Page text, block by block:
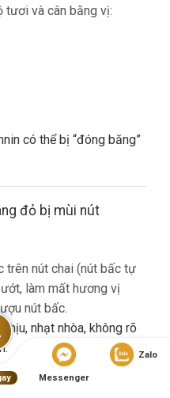
tươi và cân bằng vị:
có thể bị “đóng băng”
đỏ bị mùi nút
trên nút chai (nút bấc tự
làm mất hương vị
nút bấc.
nhạt nhòa, không rõ
cửa hàng đổi trả (nếu có
Messenger
Zalo